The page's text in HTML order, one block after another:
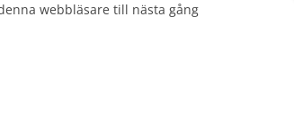
webbläsare till nästa gång